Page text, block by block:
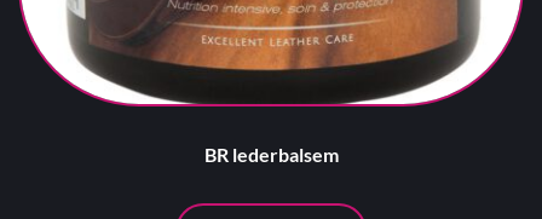
BR lederbalsem